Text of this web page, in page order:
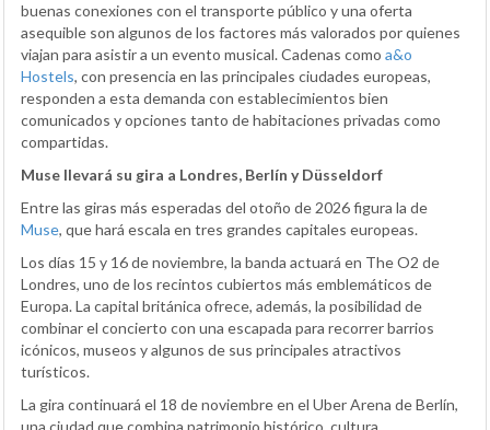
buenas conexiones con el transporte público y una oferta
asequible son algunos de los factores más valorados por quienes
viajan para asistir a un evento musical. Cadenas como a&o
Hostels, con presencia en las principales ciudades europeas,
responden a esta demanda con establecimientos bien
comunicados y opciones tanto de habitaciones privadas como
compartidas.
Muse llevará su gira a Londres, Berlín y Düsseldorf
Entre las giras más esperadas del otoño de 2026 figura la de
Muse, que hará escala en tres grandes capitales europeas.
Los días 15 y 16 de noviembre, la banda actuará en The O2 de
Londres, uno de los recintos cubiertos más emblemáticos de
Europa. La capital británica ofrece, además, la posibilidad de
combinar el concierto con una escapada para recorrer barrios
icónicos, museos y algunos de sus principales atractivos
turísticos.
La gira continuará el 18 de noviembre en el Uber Arena de Berlín,